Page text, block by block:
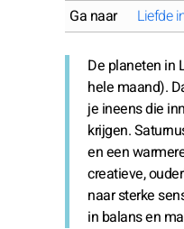
Ga naar Liefde
De planeten in
hele maand).
je ineens die
krijgen.
en een
creatieve,
naar sterke
in balans en